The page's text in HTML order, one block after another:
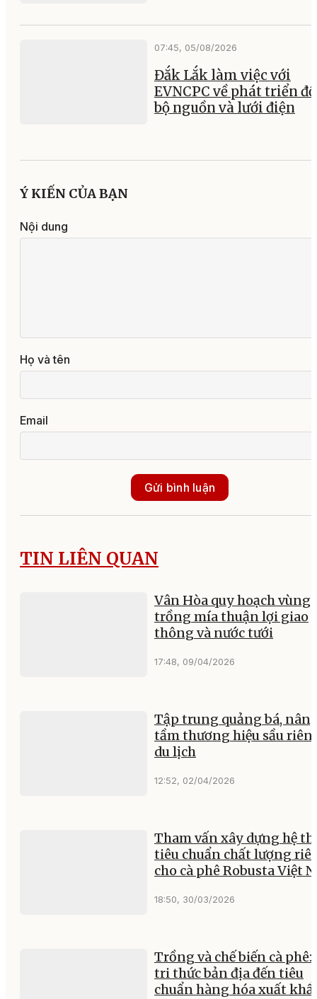
07:45, 05/08/2026
Đắk Lắk làm việc với
EVNCPC về phát triển
bộ nguồn và lưới điện
Ý KIẾN CỦA BẠN
Nội dung
Họ và tên
Email
Gửi bình luận
TIN LIÊN QUAN
Vân Hòa quy hoạch vùng
trồng mía thuận lợi giao
thông và nước tưới
17:48, 09/04/2026
Tập trung quảng bá,
tầm thương hiệu sầu
du lịch
12:52, 02/04/2026
Tham vấn xây dựng hệ
tiêu chuẩn chất lượng
cho cà phê Robusta Việt
18:50, 30/03/2026
Trồng và chế biến cà phê:
tri thức bản địa đến tiêu
chuẩn hàng hóa xuất